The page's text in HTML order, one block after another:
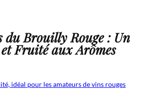
du Brouilly Rouge : Un
Fruité aux Arômes
idéal pour les amateurs de vins rouges